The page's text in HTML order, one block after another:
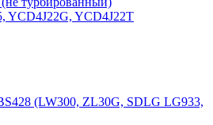
YCD4J22G, YCD4J22T
(LW300, ZL30G, SDLG LG933,